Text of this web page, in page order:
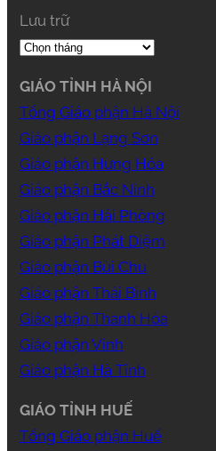
Lưu trữ
GIÁO TỈNH HÀ NỘI
Tổng Giáo phận Hà Nội
Giáo phận Lạng Sơn
Giáo phận Hưng Hóa
Giáo phận Bắc Ninh
Giáo phận Hải Phòng
Giáo phận Phát Diệm
Giáo phận Bùi Chu
Giáo phận Thái Bình
Giáo phận Thanh Hóa
Giáo phận Vinh
Giáo phận Hà Tĩnh
GIÁO TỈNH HUẾ
Tổng Giáo phận Huế